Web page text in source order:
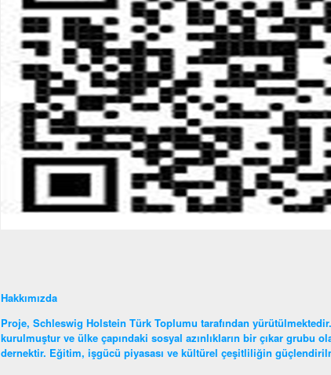
Hakkımızda
Proje, Schleswig Holstein Türk Toplumu tarafından
kurulmuştur ve ülke çapındaki sosyal azınlıkların bir çıkar grubu
dernektir. Eğitim, işgücü piyasası ve kültürel çeşitliliğin